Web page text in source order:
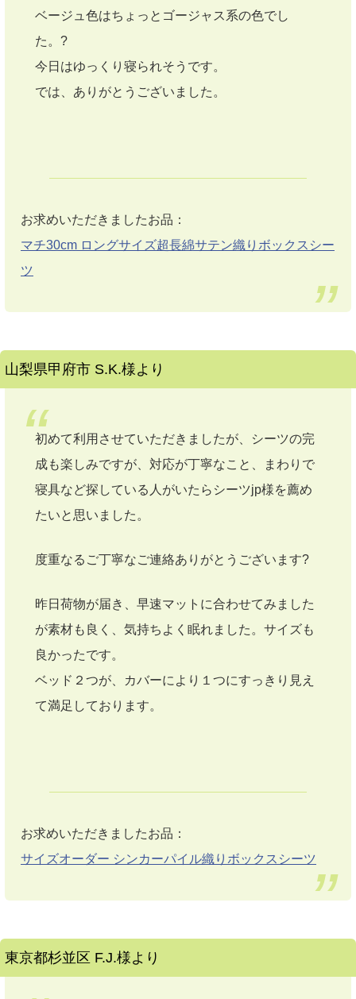
ベージュ色はちょっとゴージャス系の色でし
た。?
今日はゆっくり寝られそうです。
では、ありがとうございました。
お求めいただきましたお品：
マチ30cm ロングサイズ超長綿サテン織りボックスシー
ツ
山梨県甲府市 S.K.様より
初めて利用させていただきましたが、シーツの完
成も楽しみですが、対応が丁寧なこと、まわりで
寝具など探している人がいたらシーツjp様を薦め
たいと思いました。
度重なるご丁寧なご連絡ありがとうございます?
昨日荷物が届き、早速マットに合わせてみました
が素材も良く、気持ちよく眠れました。サイズも
良かったです。
ベッド２つが、カバーにより１つにすっきり見え
て満足しております。
お求めいただきましたお品：
サイズオーダー シンカーパイル織りボックスシーツ
東京都杉並区 F.J.様より